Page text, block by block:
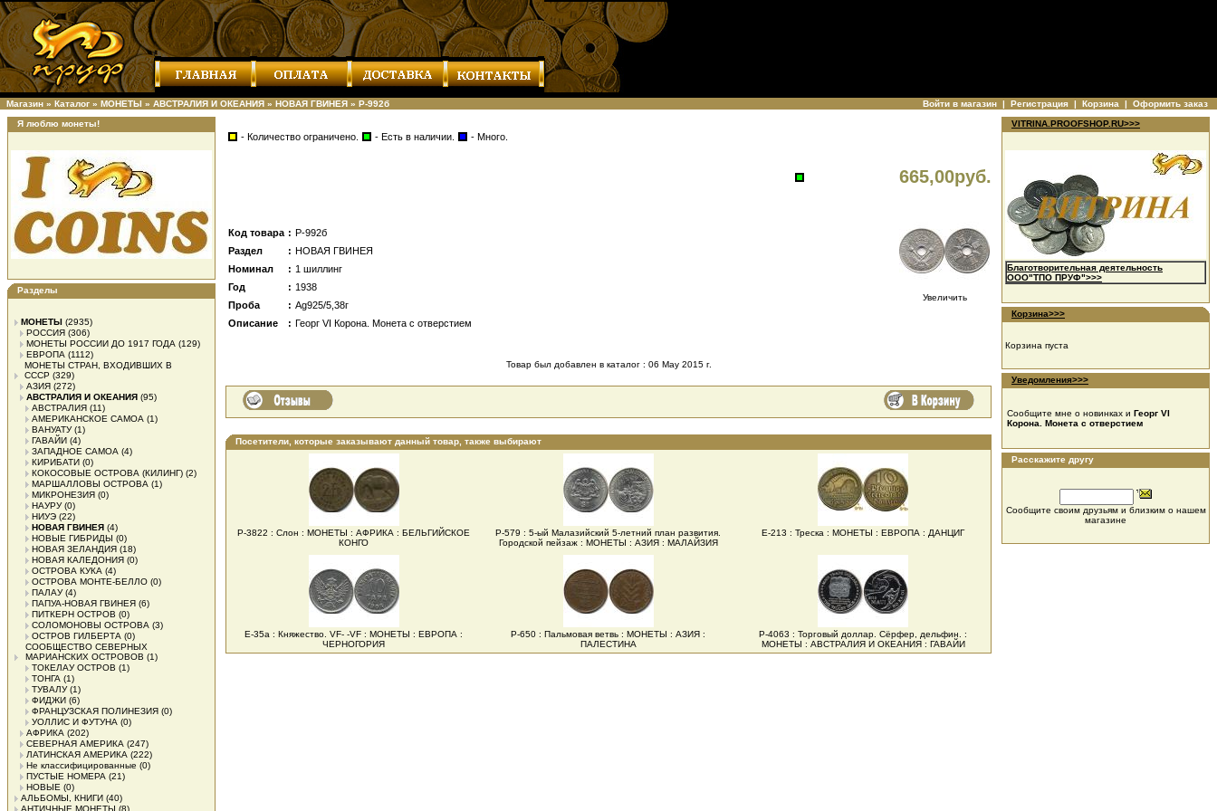
Магазин » Каталог » МОНЕТЫ » АВСТРАЛИЯ И ОКЕАНИЯ » НОВАЯ ГВИНЕЯ » Р-992б Войти в магазин | Регистрация | Корзина | Оформить заказ
Я люблю монеты!
Разделы
МОНЕТЫ (2935)
РОССИЯ (306)
МОНЕТЫ РОССИИ ДО 1917 ГОДА (129)
ЕВРОПА (1112)
МОНЕТЫ СТРАН, ВХОДИВШИХ В
СССР (329)
АЗИЯ (272)
АВСТРАЛИЯ И ОКЕАНИЯ (95)
АВСТРАЛИЯ (11)
АМЕРИКАНСКОЕ САМОА (1)
ВАНУАТУ(1)
ГАВАЙИ (4)
ЗАПАДНОЕ САМОА (4)
КИРИБАТИ (0)
КОКОСОВЫЕ ОСТРОВА (КИЛИНГ) (2)
МАРШАЛЛОВЫ ОСТРОВА (1)
МИКРОНЕЗИЯ (0)
НАУРУ(0)
НИУЭ (22)
НОВАЯ ГВИНЕЯ (4)
НОВЫЕ ГИБРИДЫ (0)
НОВАЯ ЗЕЛАНДИЯ (18)
НОВАЯ КАЛЕДОНИЯ (0)
ОСТРОВА КУКА (4)
ОСТРОВА МОНТЕ-БЕЛЛО (0)
ПАЛАУ(4)
ПАПУА-НОВАЯ ГВИНЕЯ (6)
ПИТКЕРН ОСТРОВ (0)
СОЛОМОНОВЫ ОСТРОВА (3)
ОСТРОВ ГИЛБЕРТА (0)
СООБЩЕСТВО СЕВЕРНЫХ
МАРИАНСКИХ ОСТРОВОВ (1)
ТОКЕЛАУ ОСТРОВ (1)
ТОНГА (1)
ТУВАЛУ(1)
ФИДЖИ (6)
ФРАНЦУЗСКАЯ ПОЛИНЕЗИЯ (0)
УОЛЛИС И ФУТУНА (0)
АФРИКА (202)
СЕВЕРНАЯ АМЕРИКА (247)
ЛАТИНСКАЯ АМЕРИКА (222)
Не классифицированные (0)
ПУСТЫЕ НОМЕРА (21)
НОВЫЕ (0)
АЛЬБОМЫ, КНИГИ (40)
АНТИЧНЫЕ МОНЕТЫ (8)
- Количество ограничено. - Есть в наличии. - Много.
665,00руб.
Увеличить
Код товара : Р-992б
Раздел
: НОВАЯ ГВИНЕЯ
Номинал
: 1 шиллинг
Год
: 1938
Проба
: Ag925/5,38г
Описание
: Георг VI Корона. Монета с отверстием
Товар был добавлен в каталог : 06 May 2015 г.
Посетители, которые заказывают данный товар, также выбирают
Р-3822 : Слон : МОНЕТЫ : АФРИКА : БЕЛЬГИЙСКОЕ
КОНГО
Р-579 : 5-ый Малазийский 5-летний план развития.
Городской пейзаж : МОНЕТЫ : АЗИЯ : МАЛАЙЗИЯ
Е-213 : Треска : МОНЕТЫ : ЕВРОПА : ДАНЦИГ
Е-35а : Княжество. VF- -VF : МОНЕТЫ : ЕВРОПА :
ЧЕРНОГОРИЯ
Р-650 : Пальмовая ветвь : МОНЕТЫ : АЗИЯ :
ПАЛЕСТИНА
Р-4063 : Торговый доллар. Сёрфер, дельфин. :
МОНЕТЫ : АВСТРАЛИЯ И ОКЕАНИЯ : ГАВАЙИ
VITRINA.PROOFSHOP.RU>>>
Благотворительная деятельность
ООО"ТПО ПРУФ">>>
Корзина>>>
Корзина пуста
Уведомления>>>
Сообщите мне о новинках и Георг VI
Корона. Монета с отверстием
Расскажите другу
Сообщите своим друзьям и близким о нашем
магазине